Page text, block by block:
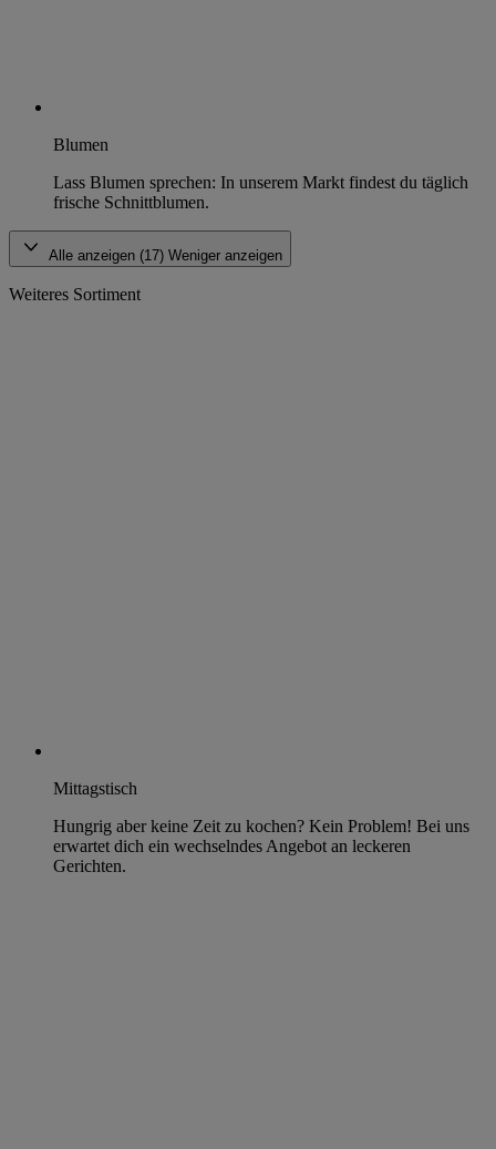
Blumen
Lass Blumen sprechen: In unserem Markt findest du täglich
frische Schnittblumen.
Alle anzeigen (17) Weniger anzeigen
Weiteres Sortiment
Mittagstisch
Hungrig aber keine Zeit zu kochen? Kein Problem! Bei uns
erwartet dich ein wechselndes Angebot an leckeren
Gerichten.